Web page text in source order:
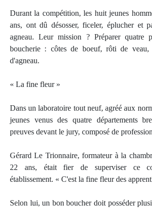
Durant la compétition, les huit jeunes
ans, ont dû désosser, ficeler, éplucher et
agneau. Leur mission ? Préparer quatre
boucherie : côtes de boeuf, rôti de veau,
d'agneau.
« La fine fleur »
Dans un laboratoire tout neuf, agréé aux
jeunes venus des quatre départements
preuves devant le jury, composé de
Gérard Le Trionnaire, formateur à la
22 ans, était fier de superviser ce
établissement. « C'est la fine fleur des
Selon lui, un bon boucher doit posséder